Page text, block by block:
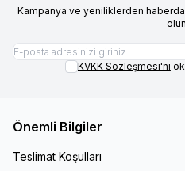
Kampanya ve yeniliklerden
KVKK Sözleşmesi'ni
Önemli Bilgiler
Teslimat Koşulları